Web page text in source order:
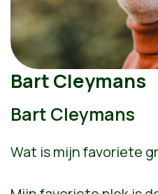
Bart Cleymans
Bart Cleymans
Wat is mijn favoriete